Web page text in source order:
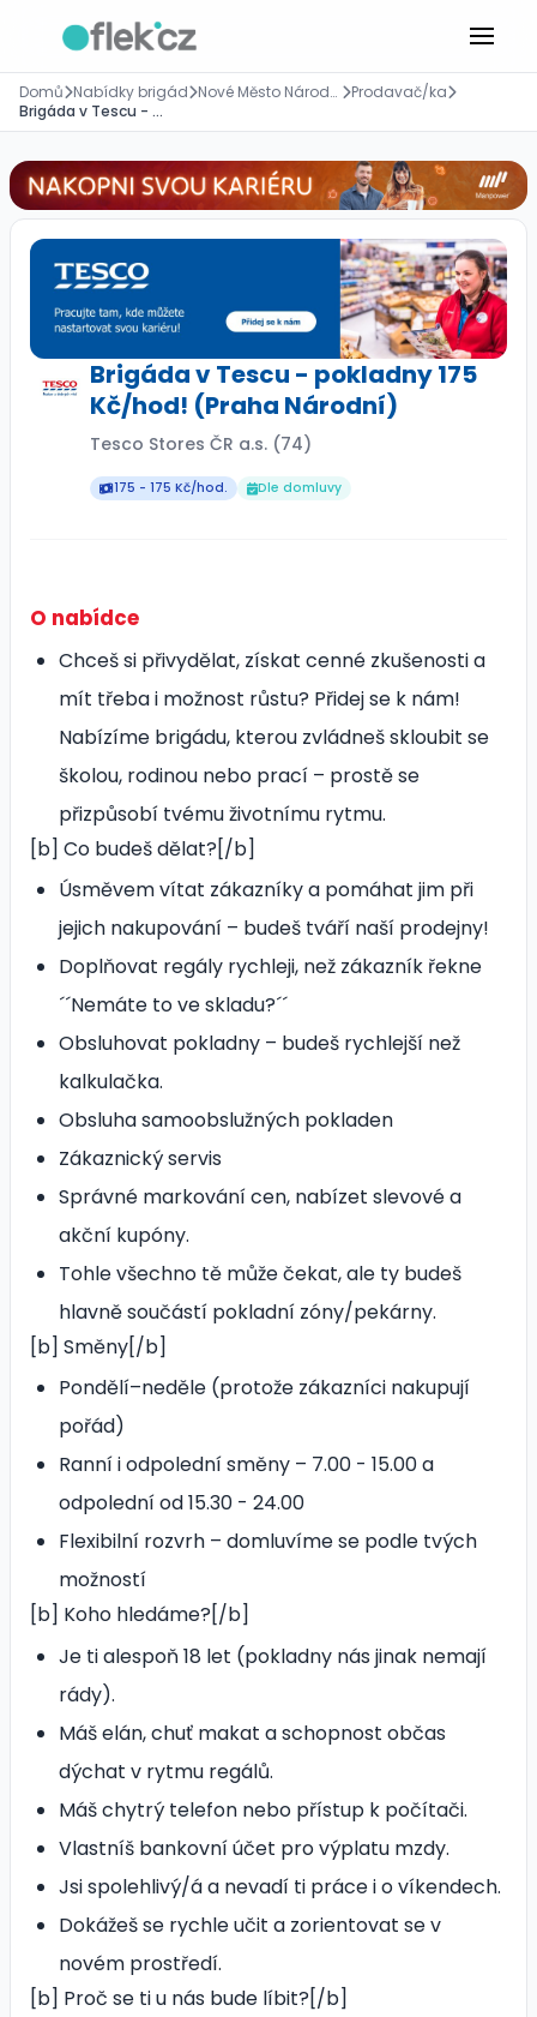
Domů Nabídky brigád Nové Město Národní 20/116, Praha
Prodavač/ka
Brigáda v Tescu - pokladny 175 Kč/hod! (Praha Národní)
Brigáda v Tescu - pokladny 175
Kč/hod! (Praha Národní)
Tesco Stores ČR a.s. (74)
175 - 175 Kč/hod. Dle domluvy
O nabídce
Chceš si přivydělat, získat cenné zkušenosti a
mít třeba i možnost růstu? Přidej se k nám!
Nabízíme brigádu, kterou zvládneš skloubit se
školou, rodinou nebo prací – prostě se
přizpůsobí tvému životnímu rytmu.
[b] Co budeš dělat?[/b]
Úsměvem vítat zákazníky a pomáhat jim při
jejich nakupování – budeš tváří naší prodejny!
Doplňovat regály rychleji, než zákazník řekne
´´Nemáte to ve skladu?´´
Obsluhovat pokladny – budeš rychlejší než
kalkulačka.
Obsluha samoobslužných pokladen
Zákaznický servis
Správné markování cen, nabízet slevové a
akční kupóny.
Tohle všechno tě může čekat, ale ty budeš
hlavně součástí pokladní zóny/pekárny.
[b] Směny[/b]
Pondělí–neděle (protože zákazníci nakupují
pořád)
Ranní i odpolední směny – 7.00 - 15.00 a
odpolední od 15.30 - 24.00
Flexibilní rozvrh – domluvíme se podle tvých
možností
[b] Koho hledáme?[/b]
Je ti alespoň 18 let (pokladny nás jinak nemají
rády).
Máš elán, chuť makat a schopnost občas
dýchat v rytmu regálů.
Máš chytrý telefon nebo přístup k počítači.
Vlastníš bankovní účet pro výplatu mzdy.
Jsi spolehlivý/á a nevadí ti práce i o víkendech.
Dokážeš se rychle učit a zorientovat se v
novém prostředí.
[b] Proč se ti u nás bude líbit?[/b]